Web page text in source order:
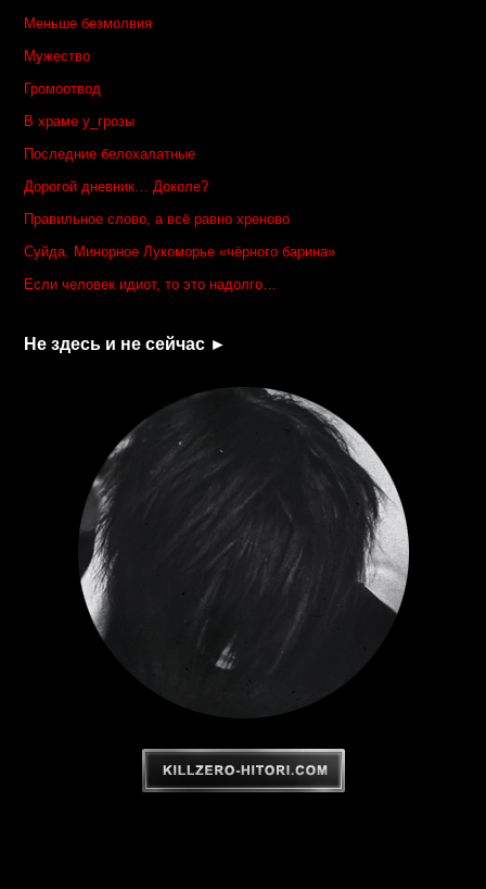
Меньше безмолвия
Мужество
Громоотвод
В храме у_грозы
Последние белохалатные
Дорогой дневник… Доколе?
Правильное слово, а всё равно хреново
Суйда. Минорное Лукоморье «чёрного барина»
Если человек идиот, то это надолго…
Не здесь и не сейчас ►